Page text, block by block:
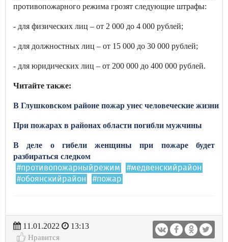
противопожарного режима грозят следующие штрафы:
- для физических лиц – от 2 000 до 4 000 рублей;
- для должностных лиц – от 15 000 до 30 000 рублей;
- для юридических лиц – от 200 000 до 400 000 рублей.
Читайте также:
В Глушковском районе пожар унес человеческие жизни
При пожарах в районах области погибли мужчины
В деле о гибели женщины при пожаре будет
разбираться следком
#противопожарныйрежим
#медвенскийрайон
#обоянскийрайон
#пожар
11.01.2022
13:13
Нравится